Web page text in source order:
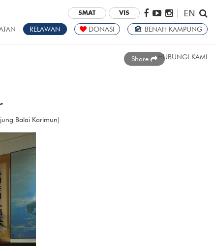
SMAT VIS | EN
RELAWAN DONASI BENAH KAMPUNG
HUBUNGI KAMI
Share
Balai Karimun)